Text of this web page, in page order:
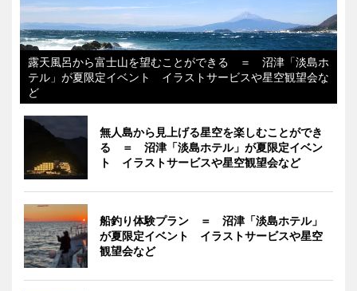
露天風呂から富士山を望むことができる ＝ 沼津「淡島ホ
テル」が夏限定イベント イラストサービスや星空観望会な
ど
無人島から見上げる星空を楽しむことができ
る ＝ 沼津「淡島ホテル」が夏限定イベン
ト イラストサービスや星空観望会など
船釣り体験プラン ＝ 沼津「淡島ホテル」
が夏限定イベント イラストサービスや星空
観望会など